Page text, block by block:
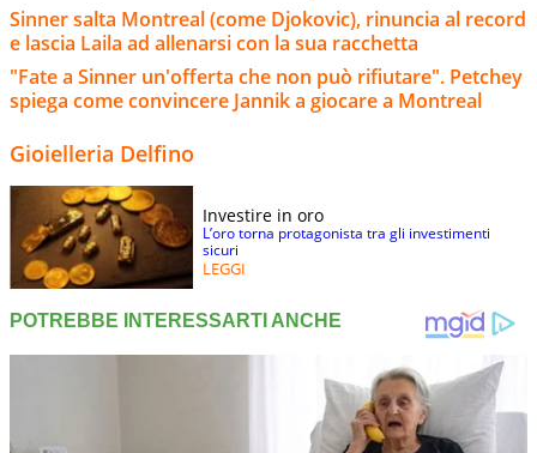
Sinner salta Montreal (come Djokovic), rinuncia al record
e lascia Laila ad allenarsi con la sua racchetta
"Fate a Sinner un'offerta che non può rifiutare". Petchey
spiega come convincere Jannik a giocare a Montreal
Gioielleria Delfino
Investire in oro
L’oro torna protagonista tra gli investimenti
sicuri
LEGGI